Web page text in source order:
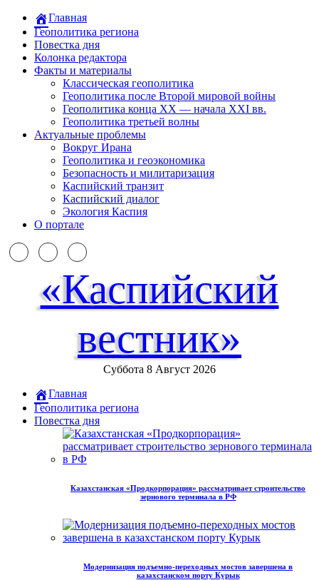
Главная
Геополитика региона
Повестка дня
Колонка редактора
Факты и материалы
Классическая геополитика
Геополитика после Второй мировой войны
Геополитика конца XX — начала XXI вв.
Геополитика третьей волны
Актуальные проблемы
Вокруг Ирана
Геополитика и геоэкономика
Безопасность и милитаризация
Каспийский транзит
Каспийский диалог
Экология Каспия
О портале
«Каспийский
вестник»
Суббота 8 Август 2026
Главная
Геополитика региона
Повестка дня
Казахстанская «Продкорпорация» рассматривает строительство
зернового терминала в РФ
Модернизация подъемно-переходных мостов завершена в
казахстанском порту Курык